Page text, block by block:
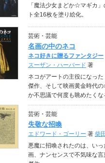
「魔法少女まどか☆マギカ
ト全16枚を塗り絵化。
芸術・芸能
名画の中のネコ
ネコ好きに贈るファンタジー
スーザン・ハーバード 著
ネコがアートの主役になっ
傑作、そして映画黄金時代
か不思議で何度も眺めたくな
芸術・芸能
失敬な招喚
エドワード・ゴーリー 著 柴
悪魔に招喚されたのは、い
画、ナンセンスで不気味な